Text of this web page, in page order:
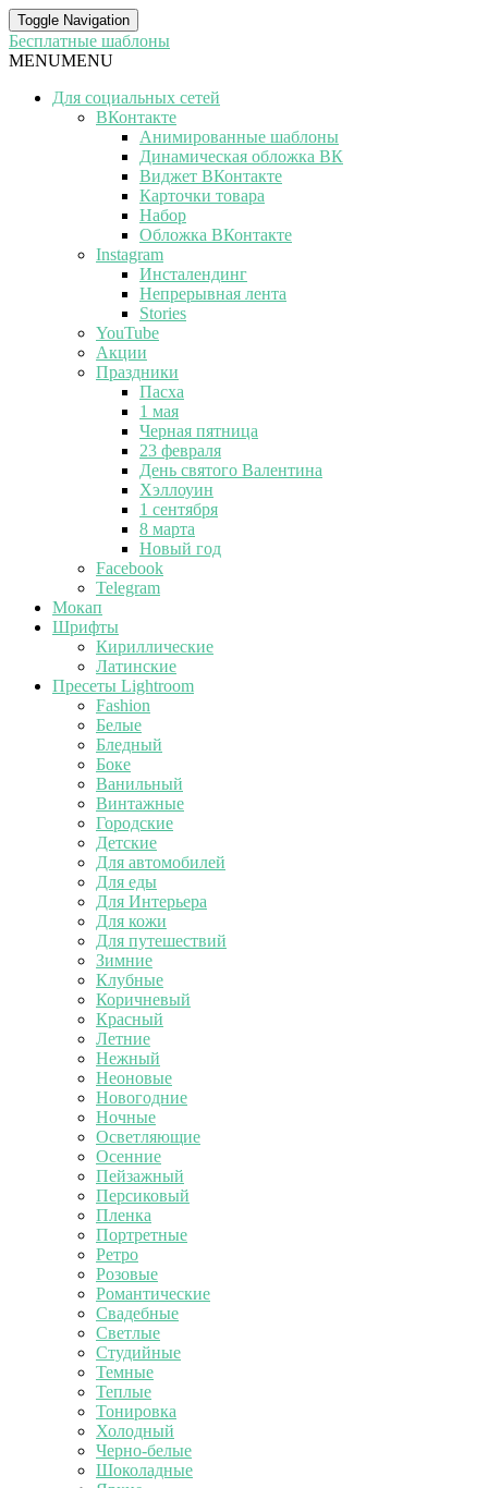
Toggle Navigation
Бесплатные шаблоны
MENUMENU
Для социальных сетей
ВКонтакте
Анимированные шаблоны
Динамическая обложка ВК
Виджет ВКонтакте
Карточки товара
Набор
Обложка ВКонтакте
Instagram
Инсталендинг
Непрерывная лента
Stories
YouTube
Акции
Праздники
Пасха
1 мая
Черная пятница
23 февраля
День святого Валентина
Хэллоуин
1 сентября
8 марта
Новый год
Facebook
Telegram
Мокап
Шрифты
Кириллические
Латинские
Пресеты Lightroom
Fashion
Белые
Бледный
Боке
Ванильный
Винтажные
Городские
Детские
Для автомобилей
Для еды
Для Интерьера
Для кожи
Для путешествий
Зимние
Клубные
Коричневый
Красный
Летние
Нежный
Неоновые
Новогодние
Ночные
Осветляющие
Осенние
Пейзажный
Персиковый
Пленка
Портретные
Ретро
Розовые
Романтические
Свадебные
Светлые
Студийные
Темные
Теплые
Тонировка
Холодный
Черно-белые
Шоколадные